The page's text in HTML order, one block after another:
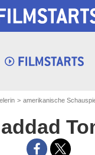
amerikanische